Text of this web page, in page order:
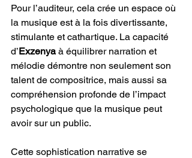
Pour l’auditeur, cela crée un espace où
la musique est à la fois divertissante,
stimulante et cathartique. La capacité
d’Exzenya à équilibrer narration et
mélodie démontre non seulement son
talent de compositrice, mais aussi sa
compréhension profonde de l’impact
psychologique que la musique peut
avoir sur un public.
Cette sophistication narrative se